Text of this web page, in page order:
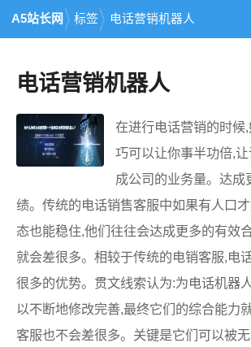
A5站长网 标签 电话营销机器人
电话营销机器人
在进行电话营销的时候
巧可以让你事半功倍,
成公司的业务量。达成
绩。传统的电话销售客服中如果有人口
态也能稳住,他们往往会达成更多的有效
就会差很多。相较于传统的电销客服,电
很多的优势。贯文线索认为:为电话机器
以不断地修改完善,最终它们的综合能力
客服也不会差很多。关键是它们可以被